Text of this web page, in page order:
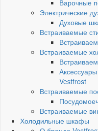
Варочные
Электрические
Духовые
Встраиваемые
Встраиваемые
Vestfrost
Встраиваемые
Встраиваемые
Холодильные шкафы